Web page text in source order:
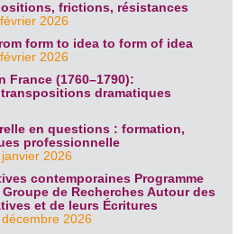
frictions, résistances
2026
form to idea to form of idea
2026
France (1760–1790):
dramatiques
en questions : formation,
professionnelle
2026
contemporaines Programme
Groupe de Recherches Autour des
et de leurs Écritures
2026